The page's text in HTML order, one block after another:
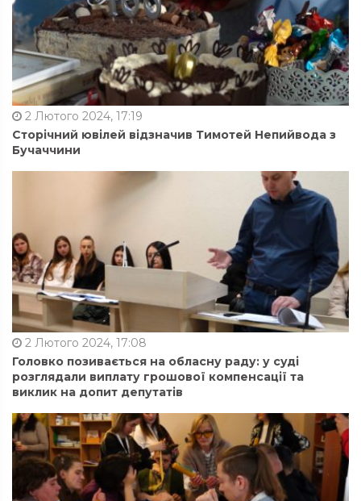
2 Лютого 2024, 17:19
Сторічний ювілей відзначив Тимотей Непийвода з
Бучаччини
2 Лютого 2024, 17:08
Головко позивається на обласну раду: у суді
розглядали виплату грошової компенсації та
виклик на допит депутатів